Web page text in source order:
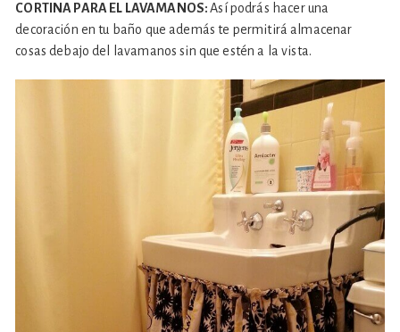
CORTINA PARA EL LAVAMANOS:Así podrás hacer una
decoración en tu baño que además te permitirá almacenar
cosas debajo del lavamanos sin que estén a la vista.